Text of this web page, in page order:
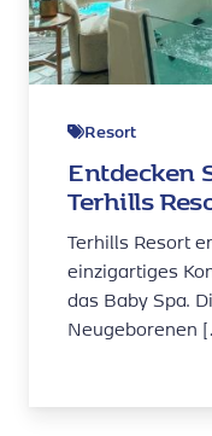
Resort
Entdecken
Terhills
Terhills Resort
einzigartiges
das Baby Spa.
Neugeborenen